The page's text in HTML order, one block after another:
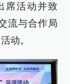
席活动并致
流与合作局
动。